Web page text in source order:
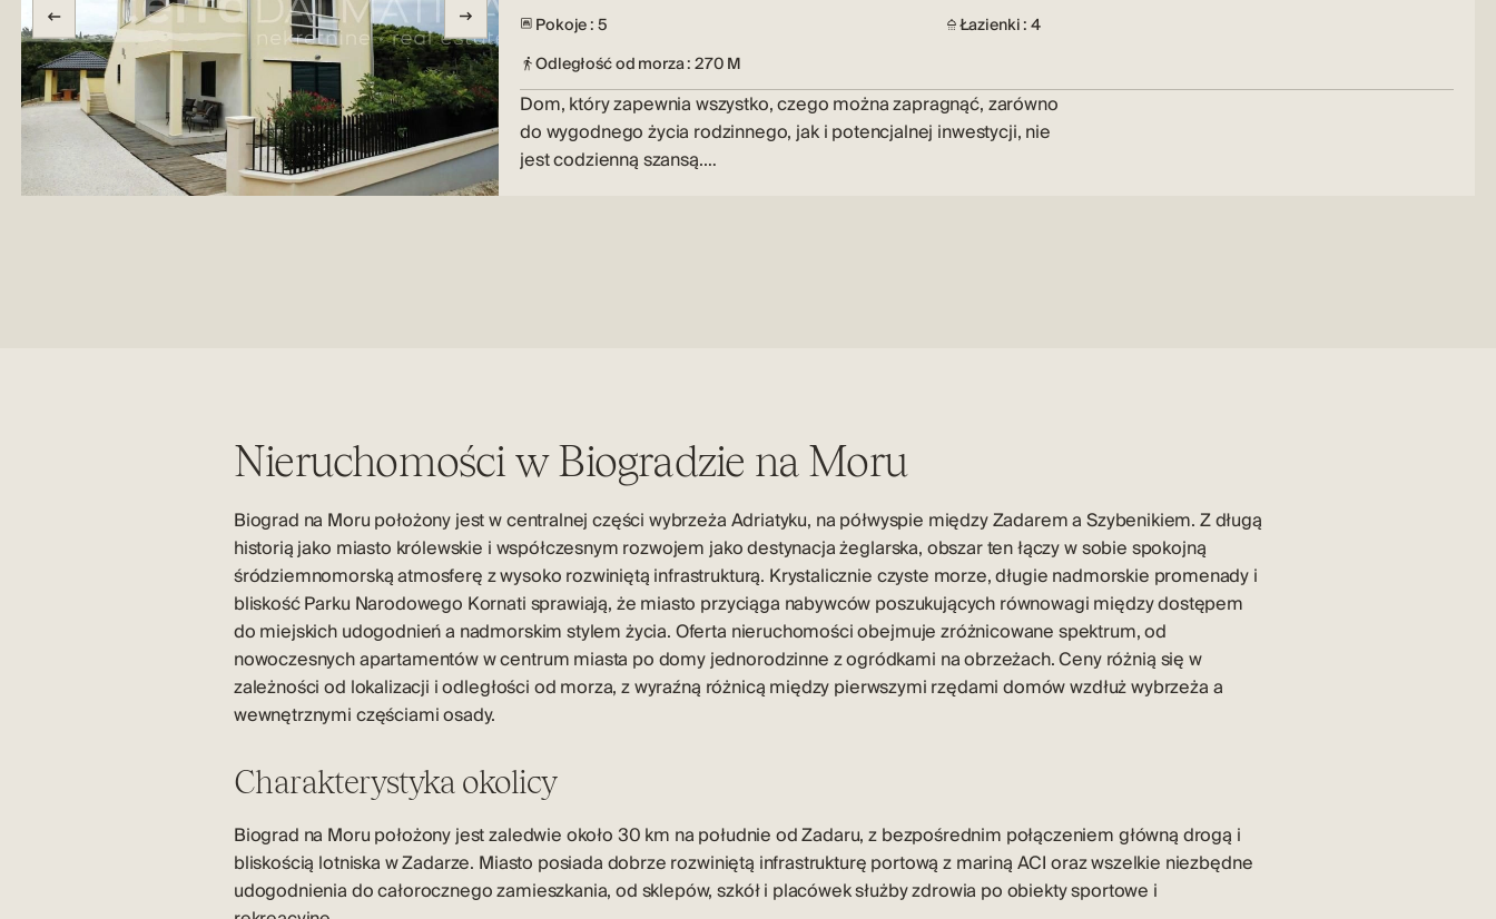
Pokoje : 5
Łazienki : 4
Odległość od morza : 270 M
Dom, który zapewnia wszystko, czego można zapragnąć, zarówno
do wygodnego życia rodzinnego, jak i potencjalnej inwestycji, nie
jest codzienną szansą.…
Nieruchomości w Biogradzie na Moru
Biograd na Moru położony jest w centralnej części wybrzeża Adriatyku, na półwyspie między Zadarem a Szybenikiem. Z długą
historią jako miasto królewskie i współczesnym rozwojem jako destynacja żeglarska, obszar ten łączy w sobie spokojną
śródziemnomorską atmosferę z wysoko rozwiniętą infrastrukturą. Krystalicznie czyste morze, długie nadmorskie promenady i
bliskość Parku Narodowego Kornati sprawiają, że miasto przyciąga nabywców poszukujących równowagi między dostępem
do miejskich udogodnień a nadmorskim stylem życia. Oferta nieruchomości obejmuje zróżnicowane spektrum, od
nowoczesnych apartamentów w centrum miasta po domy jednorodzinne z ogródkami na obrzeżach. Ceny różnią się w
zależności od lokalizacji i odległości od morza, z wyraźną różnicą między pierwszymi rzędami domów wzdłuż wybrzeża a
wewnętrznymi częściami osady.
Charakterystyka okolicy
Biograd na Moru położony jest zaledwie około 30 km na południe od Zadaru, z bezpośrednim połączeniem główną drogą i
bliskością lotniska w Zadarze. Miasto posiada dobrze rozwiniętą infrastrukturę portową z mariną ACI oraz wszelkie niezbędne
udogodnienia do całorocznego zamieszkania, od sklepów, szkół i placówek służby zdrowia po obiekty sportowe i